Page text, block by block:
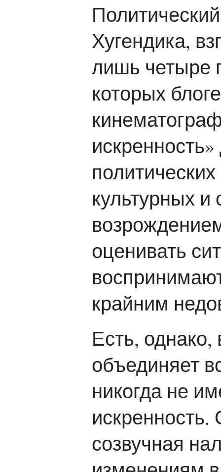
Хугендика,
лишь четыре
которых
культурных
оценивать
крайним
Есть,
объединяет
никогда не
созвучная